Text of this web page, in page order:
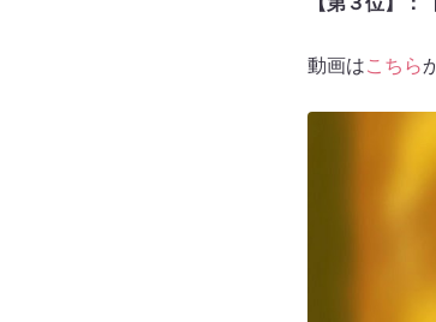
動画はこちら